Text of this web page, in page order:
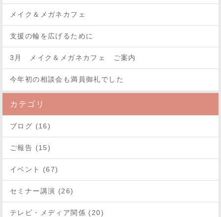
メイク＆メガネカフェ
支援の輪を広げるために
3月 メイク＆メガネカフェ ご案内
今年初の相談会も満員御礼でした
カテゴリ
ブログ (16)
ご報告 (15)
イベント (67)
セミナー講演 (26)
テレビ・メディア関係 (20)